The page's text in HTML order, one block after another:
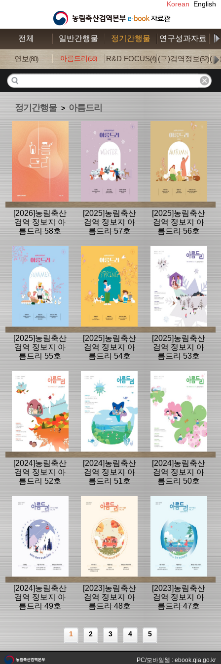
Korean English
전체 일반간행물 정기간행물 연구성과자료
연보(80) 아름드리(58) R&D FOCUS(4) (구)검역정보 (52) (
정기간행물 > 아름드리
[2026]농림축산
검역 정보지 아
름드리 58호
[2025]농림축산
검역 정보지 아
름드리 57호
[2025]농림축산
검역 정보지 아
름드리 56호
[2025]농림축산
검역 정보지 아
름드리 55호
[2025]농림축산
검역 정보지 아
름드리 54호
[2025]농림축산
검역 정보지 아
름드리 53호
[2024]농림축산
검역 정보지 아
름드리 52호
[2024]농림축산
검역 정보지 아
름드리 51호
[2024]농림축산
검역 정보지 아
름드리 50호
[2024]농림축산
검역 정보지 아
름드리 49호
[2023]농림축산
검역 정보지 아
름드리 48호
[2023]농림축산
검역 정보지 아
름드리 47호
1 2 3 4 5
PC/모바일웹 : ebook.qia.go.kr